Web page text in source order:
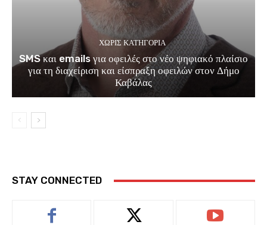
ΧΩΡΊΣ ΚΑΤΗΓΟΡΊΑ
SMS και emails για οφειλές στο νέο ψηφιακό πλαίσιο
για τη διαχείριση και είσπραξη οφειλών στον Δήμο
Καβάλας
STAY CONNECTED